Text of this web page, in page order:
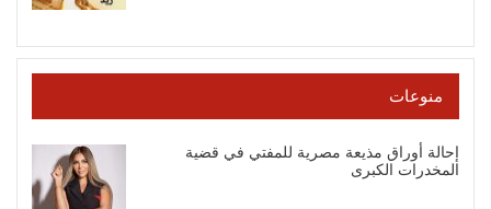
منوعات
إحالة أوراق مذيعة مصرية للمفتي في قضية
المخدرات الكبرى